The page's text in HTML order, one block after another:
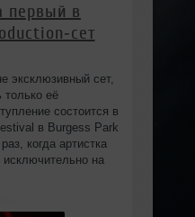
первый в
эксклюзивный сет,
только её
состоится в
в Burgess Park
когда артистка
исключительно на